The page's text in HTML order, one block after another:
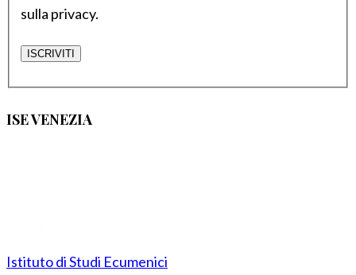
sulla privacy.
ISE VENEZIA
Istituto di Studi Ecumenici